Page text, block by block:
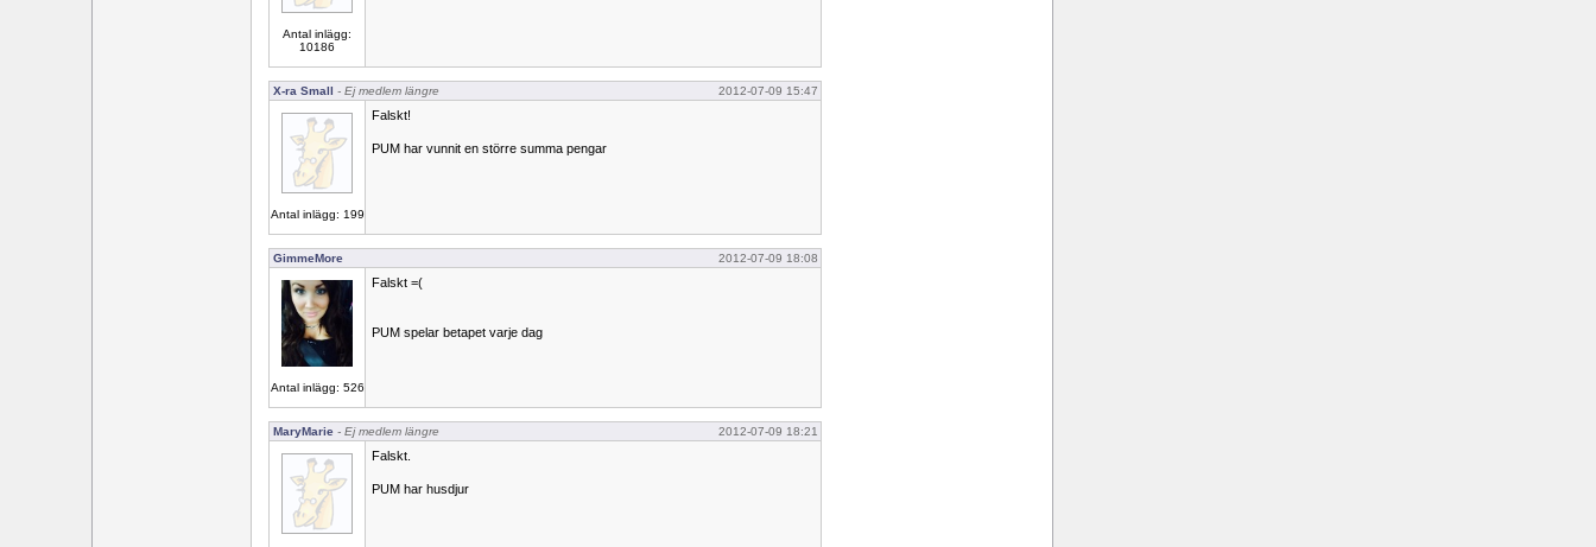
Antal inlägg:
10186
X-ra Small - Ej medlem längre 2012-07-09 15:47
Antal inlägg: 199
Falskt!
PUM har vunnit en större summa pengar
GimmeMore 2012-07-09 18:08
Antal inlägg: 526
Falskt =(
PUM spelar betapet varje dag
MaryMarie - Ej medlem längre 2012-07-09 18:21
Falskt.
PUM har husdjur